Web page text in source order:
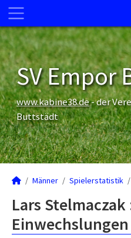
SV Empor
www.kabine38.de- der
Buttstädt
Männer Spielerstatistik
Lars Stelmaczak